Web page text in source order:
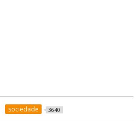
sociedade 3640